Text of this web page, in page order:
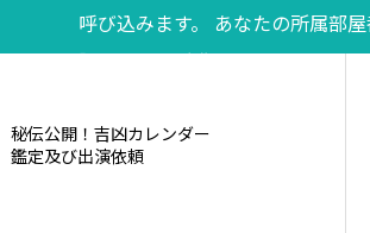
呼び込みます。 あなたの所属部
調べてからご購入ください。
秘伝公開！吉凶カレンダー
鑑定及び出演依頼